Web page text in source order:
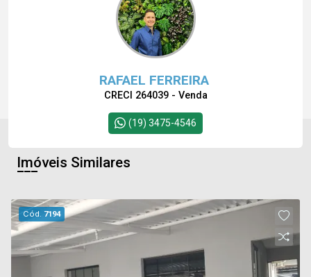
RAFAEL FERREIRA
CRECI 264039 - Venda
(19) 3475-4546
Imóveis Similares
Cód. 7194